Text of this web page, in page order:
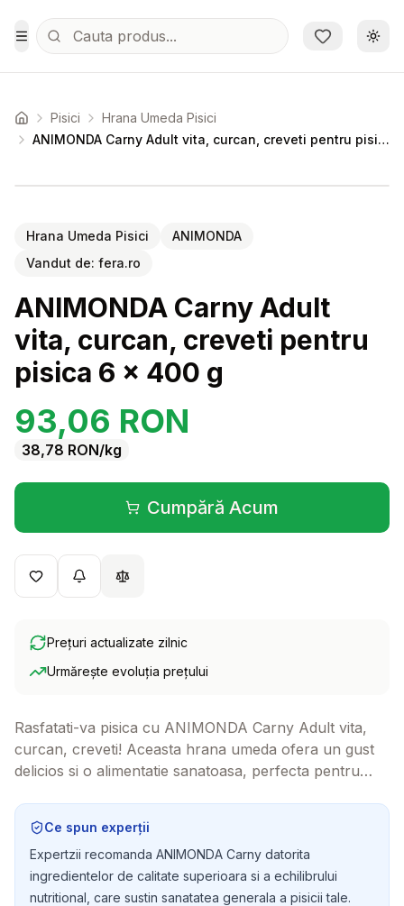
Sari la conținutul principal
Toggle Menu
Acasa Pisici
Hrana Umeda Pisici
ANIMONDA Carny Adult vita, curcan, creveti pentru pisica 6 x 400 g
Hrana Umeda Pisici
ANIMONDA
Vandut de: fera.ro
ANIMONDA Carny Adult
vita, curcan, creveti pentru
pisica 6 x 400 g
93,06 RON
38,78 RON/kg
Cumpără Acum
(se deschide într-o filă
Prețuri actualizate zilnic
Urmărește evoluția prețului
Rasfatati-va pisica cu ANIMONDA Carny Adult vita,
curcan, creveti! Aceasta hrana umeda ofera un gust
delicios si o alimentatie sanatoasa, perfecta pentru
Ce spun experții
Expertzii recomanda ANIMONDA Carny datorita
ingredientelor de calitate superioara si a echilibrului
nutritional, care sustin sanatatea generala a pisicii tale.